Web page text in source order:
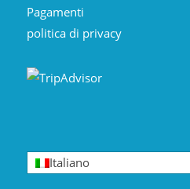
Pagamenti
politica di privacy
Italiano